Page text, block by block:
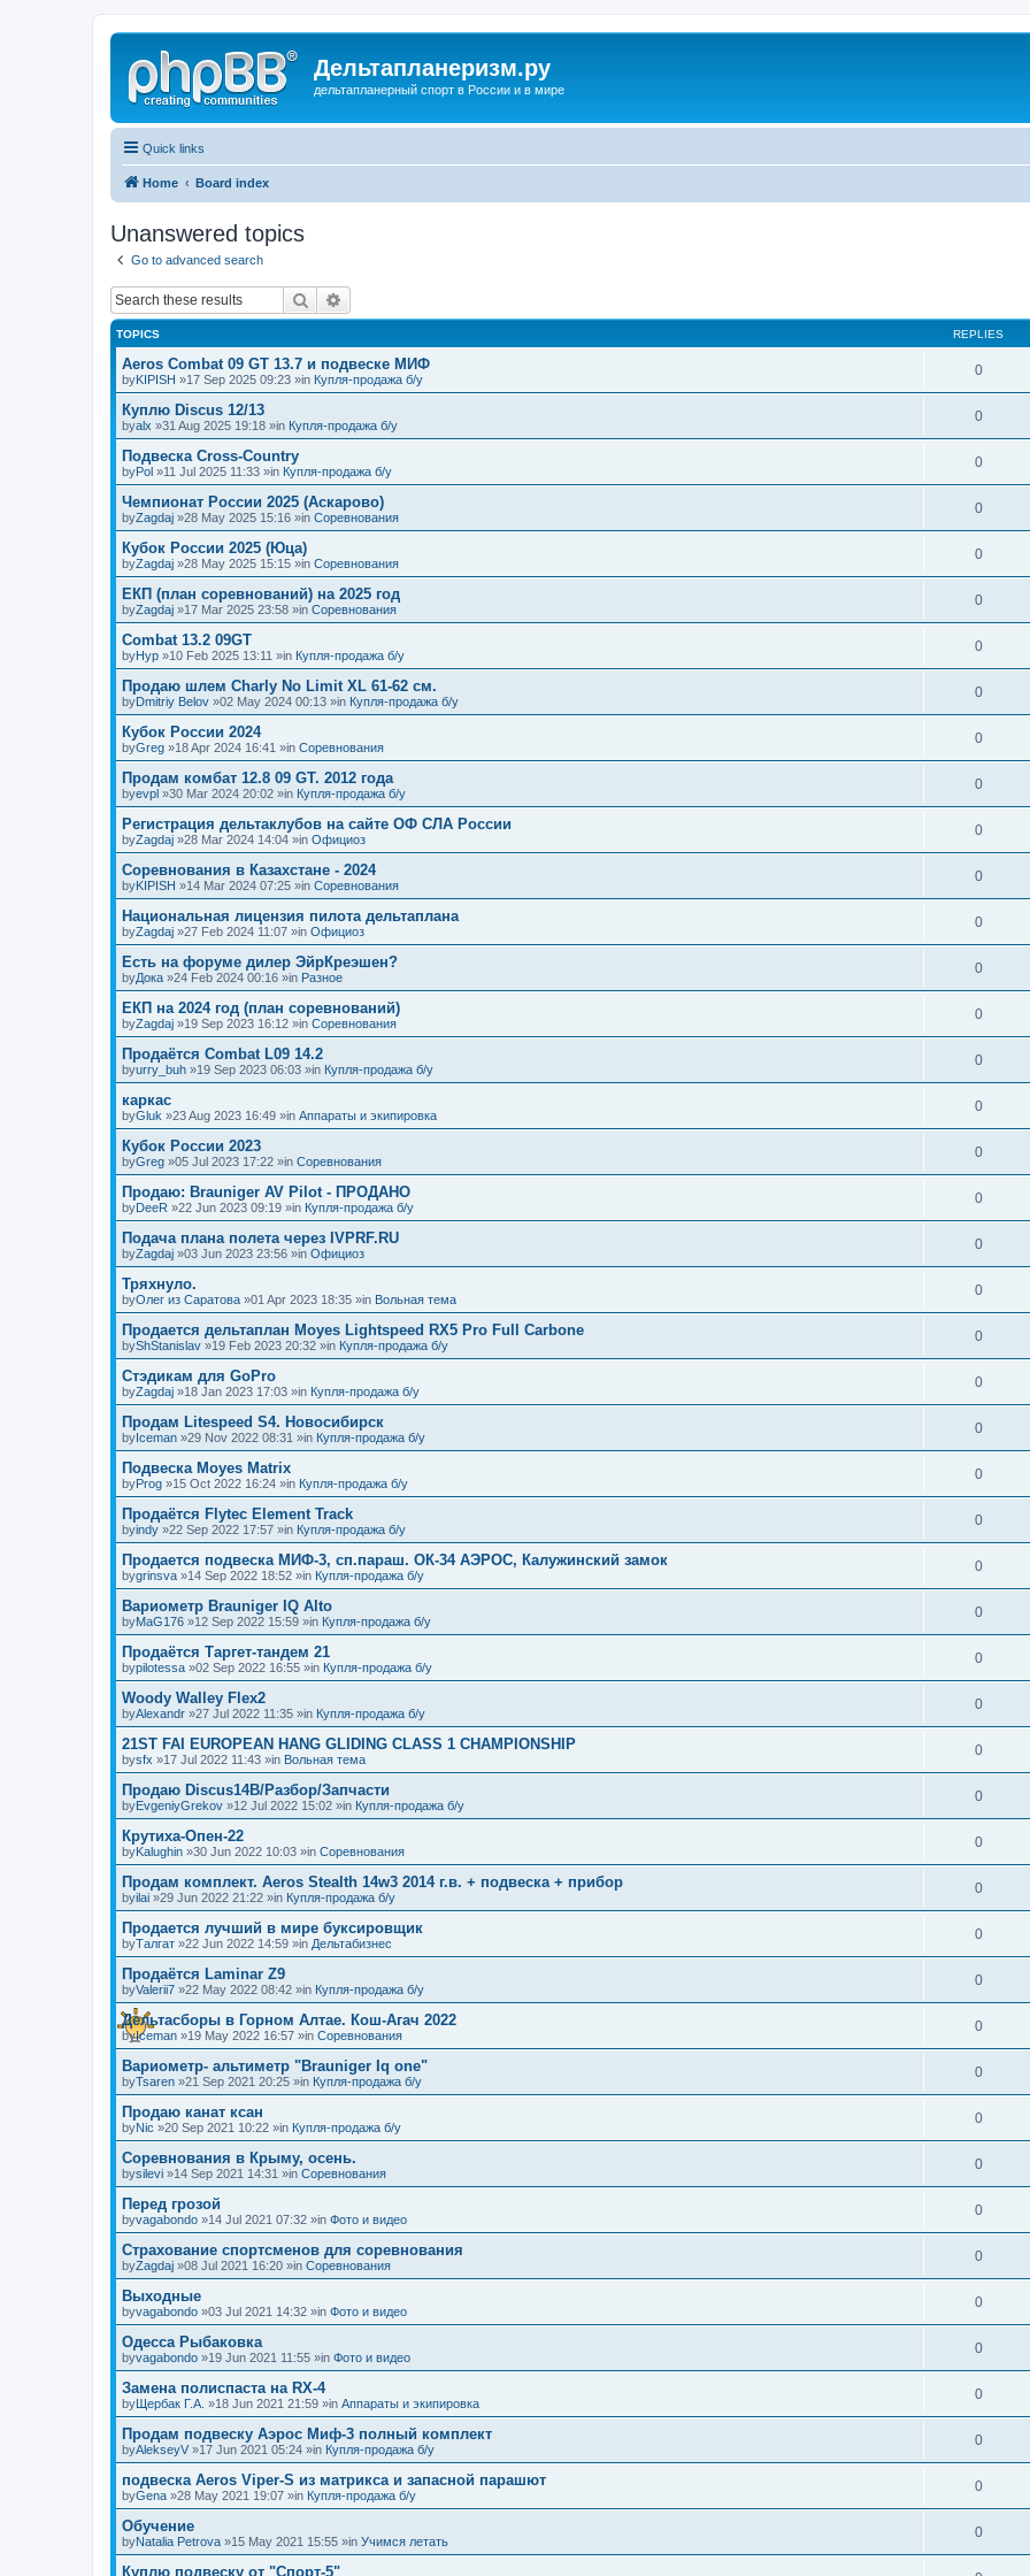
Дельтапланеризм.ру
дельтапланерный спорт в России и в мире
Quick links
Home Board index
Unanswered topics
Go to advanced search
Search
TOPICS REPLIES
Aeros Combat 09 GT 13.7 и подвеске МИФ
byKIPISH »17 Sep 2025 09:23 »in Купля-продажа б/у
0
Куплю Discus 12/13
byalx »31 Aug 2025 19:18 »in Купля-продажа б/у
0
Подвеска Cross-Country
byPol »11 Jul 2025 11:33 »in Купля-продажа б/у
0
Чемпионат России 2025 (Аскарово)
byZagdaj »28 May 2025 15:16 »in Соревнования
0
Кубок России 2025 (Юца)
byZagdaj »28 May 2025 15:15 »in Соревнования
0
ЕКП (план соревнований) на 2025 год
byZagdaj »17 Mar 2025 23:58 »in Соревнования
0
Combat 13.2 09GT
byНур »10 Feb 2025 13:11 »in Купля-продажа б/у
0
Продаю шлем Charly No Limit XL 61-62 см.
byDmitriy Belov »02 May 2024 00:13 »in Купля-продажа б/у
0
Кубок России 2024
byGreg »18 Apr 2024 16:41 »in Соревнования
0
Продам комбат 12.8 09 GT. 2012 года
byevpl »30 Mar 2024 20:02 »in Купля-продажа б/у
0
Регистрация дельтаклубов на сайте ОФ СЛА России
byZagdaj »28 Mar 2024 14:04 »in Официоз
0
Соревнования в Казахстане - 2024
byKIPISH »14 Mar 2024 07:25 »in Соревнования
0
Национальная лицензия пилота дельтаплана
byZagdaj »27 Feb 2024 11:07 »in Официоз
0
Есть на форуме дилер ЭйрКреэшен?
byДока »24 Feb 2024 00:16 »in Разное
0
ЕКП на 2024 год (план соревнований)
byZagdaj »19 Sep 2023 16:12 »in Соревнования
0
Продаётся Combat L09 14.2
byurry_buh »19 Sep 2023 06:03 »in Купля-продажа б/у
0
каркас
byGluk »23 Aug 2023 16:49 »in Аппараты и экипировка
0
Кубок России 2023
byGreg »05 Jul 2023 17:22 »in Соревнования
0
Продаю: Brauniger AV Pilot - ПРОДАНО
byDeeR »22 Jun 2023 09:19 »in Купля-продажа б/у
0
Подача плана полета через IVPRF.RU
byZagdaj »03 Jun 2023 23:56 »in Официоз
0
Тряхнуло.
byОлег из Саратова »01 Apr 2023 18:35 »in Вольная тема
0
Продается дельтаплан Moyes Lightspeed RX5 Pro Full Carbone
byShStanislav »19 Feb 2023 20:32 »in Купля-продажа б/у
0
Стэдикам для GoPro
byZagdaj »18 Jan 2023 17:03 »in Купля-продажа б/у
0
Продам Litespeed S4. Новосибирск
byIceman »29 Nov 2022 08:31 »in Купля-продажа б/у
0
Подвеска Moyes Matrix
byProg »15 Oct 2022 16:24 »in Купля-продажа б/у
0
Продаётся Flytec Element Track
byindy »22 Sep 2022 17:57 »in Купля-продажа б/у
0
Продается подвеска МИФ-3, сп.параш. ОК-34 АЭРОС, Калужинский замок
bygrinsva »14 Sep 2022 18:52 »in Купля-продажа б/у
0
Вариометр Brauniger IQ Alto
byMaG176 »12 Sep 2022 15:59 »in Купля-продажа б/у
0
Продаётся Таргет-тандем 21
bypilotessa »02 Sep 2022 16:55 »in Купля-продажа б/у
0
Woody Walley Flex2
byAlexandr »27 Jul 2022 11:35 »in Купля-продажа б/у
0
21ST FAI EUROPEAN HANG GLIDING CLASS 1 CHAMPIONSHIP
bysfx »17 Jul 2022 11:43 »in Вольная тема
0
Продаю Discus14B/Разбор/Запчасти
byEvgeniyGrekov »12 Jul 2022 15:02 »in Купля-продажа б/у
0
Крутиха-Опен-22
byKalughin »30 Jun 2022 10:03 »in Соревнования
0
Продам комплект. Aeros Stealth 14w3 2014 г.в. + подвеска + прибор
byilai »29 Jun 2022 21:22 »in Купля-продажа б/у
0
Продается лучший в мире буксировщик
byТалгат »22 Jun 2022 14:59 »in Дельтабизнес
0
Продаётся Laminar Z9
byValerii7 »22 May 2022 08:42 »in Купля-продажа б/у
0
Дельтасборы в Горном Алтае. Кош-Агач 2022
byIceman »19 May 2022 16:57 »in Соревнования
0
Вариометр- альтиметр "Brauniger Iq one"
byTsaren »21 Sep 2021 20:25 »in Купля-продажа б/у
0
Продаю канат ксан
byNic »20 Sep 2021 10:22 »in Купля-продажа б/у
0
Соревнования в Крыму, осень.
bysilevi »14 Sep 2021 14:31 »in Соревнования
0
Перед грозой
byvagabondo »14 Jul 2021 07:32 »in Фото и видео
0
Страхование спортсменов для соревнования
byZagdaj »08 Jul 2021 16:20 »in Соревнования
0
Выходные
byvagabondo »03 Jul 2021 14:32 »in Фото и видео
0
Одесса Рыбаковка
byvagabondo »19 Jun 2021 11:55 »in Фото и видео
0
Замена полиспаста на RX-4
byЩербак Г.А. »18 Jun 2021 21:59 »in Аппараты и экипировка
0
Продам подвеску Аэрос Миф-3 полный комплект
byAlekseyV »17 Jun 2021 05:24 »in Купля-продажа б/у
0
подвеска Aeros Viper-S из матрикса и запасной парашют
byGena »28 May 2021 19:07 »in Купля-продажа б/у
0
Обучение
byNatalia Petrova »15 May 2021 15:55 »in Учимся летать
0
Куплю подвеску от "Спорт-5"